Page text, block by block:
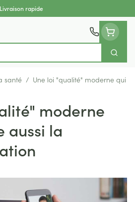
Livraison rapide
santé / Une loi "qualité" moderne qui
moderne
aussi la